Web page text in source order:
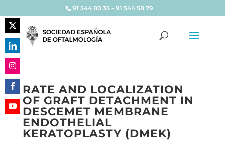
91 544 80 35 - 91 544 58 79
RATE AND LOCALIZATION
OF GRAFT DETACHMENT IN
DESCEMET MEMBRANE
ENDOTHELIAL
KERATOPLASTY (DMEK)
Share
on
Twitter
Share
on
LinkedIn
Share
on
Instagram
Share
on
Facebook
Share